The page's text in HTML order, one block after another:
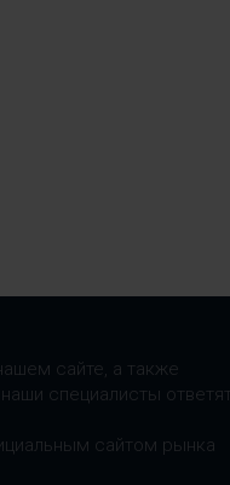
сайте, а также
специалисты ответят
сайтом рынка